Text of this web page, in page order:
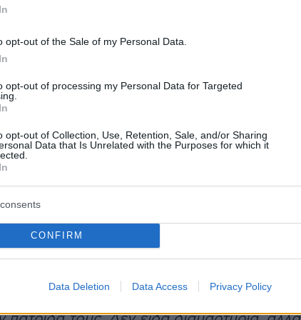
opt-out of the Sale of my Personal Data.
opt-out of processing my Personal Data for Targeted
opt-out of Collection, Use, Retention, Sale, and/or Sharing
Data that Is Unrelated with the Purposes for which it
CONFIRM
Data Deletion Data Access Privacy Policy
είχε το παρατσούκλι Gladiator, λόγω του
ρεπουμπλικάνος και εξίσου
κάνοντας μάλιστα και live
των γεγονότων μέσω των social